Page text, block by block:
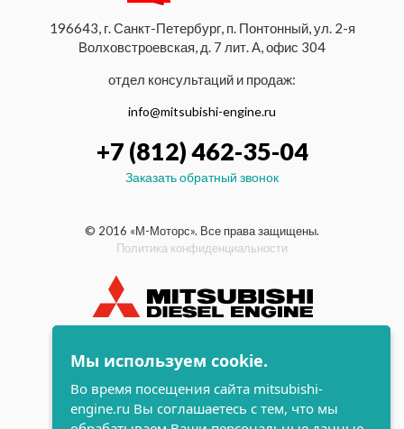
196643, г. Санкт-Петербург, п. Понтонный, ул. 2-я
Волховстроевская, д. 7 лит. А, офис 304
отдел консультаций и продаж:
info@mitsubishi-engine.ru
+7 (812) 462-35-04
Заказать обратный звонок
© 2016 «М-Моторс». Все права защищены.
Политика конфиденциальности
дизельные двигатели Mitsubishi
поддержка и
разработка сайта
Мы используем cookie.
Во время посещения сайта mitsubishi-
engine.ru Вы соглашаетесь с тем, что мы